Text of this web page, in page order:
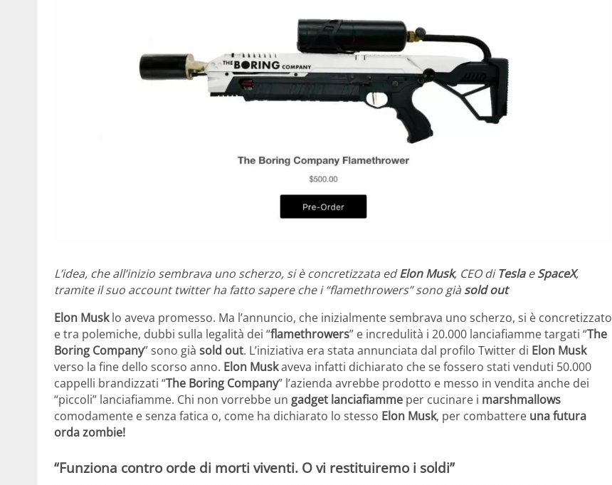
L’idea, che all’inizio sembrava uno scherzo, si è concretizzata edElon Musk, CEO diTeslaeSpaceX,
tramite il suo account twitter ha fatto sapere che i “flamethrowers” sono già sold out
Elon Musklo aveva promesso. Ma l’annuncio, che inizialmente sembrava uno scherzo, si è concretizzato
e tra polemiche, dubbi sulla legalità dei “flamethrowers” e incredulità i 20.000 lanciafiamme targati “The
Boring Company” sono già sold out. L’iniziativa era stata annunciata dal profilo Twitter di Elon Musk
verso la fine dello scorso anno. Elon Muskaveva infatti dichiarato che se fossero stati venduti 50.000
cappelli brandizzati “The Boring Company” l’azienda avrebbe prodotto e messo in vendita anche dei
“piccoli” lanciafiamme. Chi non vorrebbe un gadget lanciafiamme per cucinare i marshmallows
comodamente e senza fatica o, come ha dichiarato lo stesso Elon Musk, per combattere una futura
orda zombie!
“Funziona contro orde di morti viventi. O vi restituiremo i soldi”